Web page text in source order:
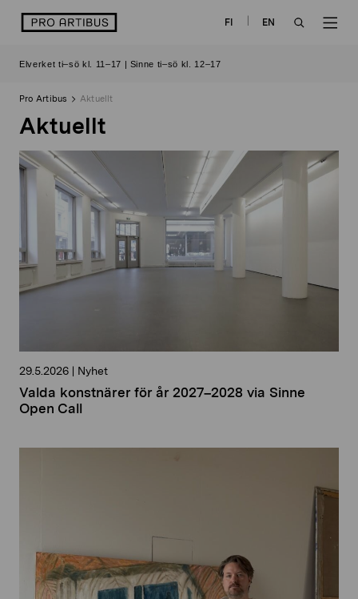
logo FI
EN
Elverket ti–sö kl. 11–17 | Sinne ti–sö kl. 12–17
Pro Artibus Aktuellt
Aktuellt
29.5.2026 | Nyhet
Valda konstnärer för år 2027–2028 via Sinne
Open Call